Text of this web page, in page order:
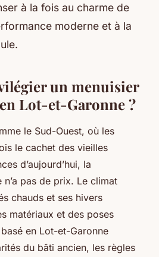
à la fois au charme de
moderne et à la
un menuisier
Lot-et-Garonne ?
le Sud-Ouest, où les
le cachet des vieilles
d’aujourd’hui, la
pas de prix. Le climat
chauds et ses hivers
matériaux et des poses
en Lot-et-Garonne
du bâti ancien, les règles